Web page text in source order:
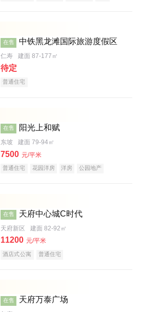
在售 中铁黑龙滩国际旅游度假区
仁寿 建面 87-177㎡
待定
普通住宅
在售 阳光上和赋
东坡 建面 79-94㎡
7500 元/平米
普通住宅 花园洋房 洋房
公园地产
在售 天府中心城C时代
天府新区 建面 82-92㎡
11200 元/平米
酒店式公寓 普通住宅
在售 天府万泰广场